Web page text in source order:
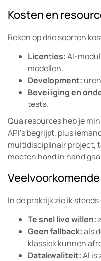
Kosten en
Reken op drie soorten
Licenties:AI-
modellen.
Development:
Beveiliging en
tests.
Qua resources heb je
API’s begrijpt, plus
multidisciplinair project,
moeten hand in hand
In de praktijk zie ik
Te snel live willen:
Geen fallback:als
klassiek kunnen
Datakwaliteit:AI is